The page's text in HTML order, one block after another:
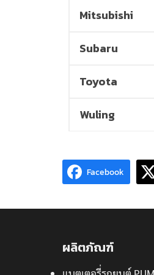
Mitsubishi
Subaru
Toyota
Wuling
Facebook
ผลิตภัณฑ์